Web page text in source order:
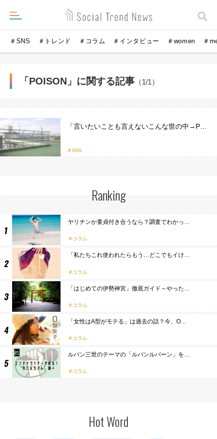
＃SNS ＃トレンド ＃コラム ＃インタビュー ＃women ＃
「POISON」に関する記事 （1/1）
「言いたいことも言えないこんな世の中→P…
＃SNS
Ranking
ヤリチンか童貞付き合うなら？調査でわかっ…
コラム
「私たちこれ使われたらもう…どこでもイけ…
コラム
「はじめての伊勢神宮」徹底ガイド～やった…
コラム
「女性はA型がモテる」は過去の話？今、O…
コラム
ルパン三世のテーマの「ルパンルパーン」を…
コラム
Hot Word